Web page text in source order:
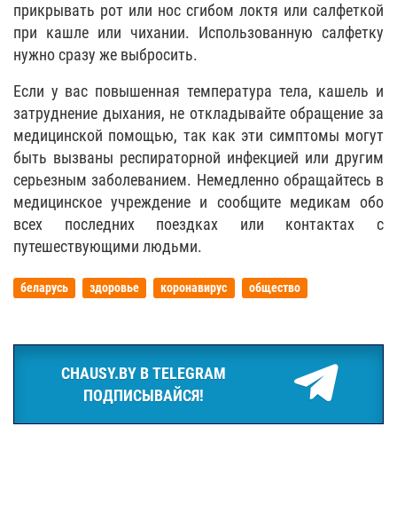
прикрывать рот или нос сгибом локтя или салфеткой
при кашле или чихании. Использованную салфетку
нужно сразу же выбросить.
Если у вас повышенная температура тела, кашель и
затруднение дыхания, не откладывайте обращение за
медицинской помощью, так как эти симптомы могут
быть вызваны респираторной инфекцией или другим
серьезным заболеванием. Немедленно обращайтесь в
медицинское учреждение и сообщите медикам обо
всех последних поездках или контактах с
путешествующими людьми.
беларусь здоровье коронавирус общество
CHAUSY.BY В TELEGRAM
ПОДПИСЫВАЙСЯ!